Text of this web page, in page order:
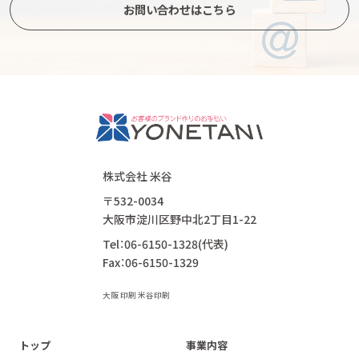
お問い合わせはこちら
株式会社 米谷
〒532-0034
大阪市淀川区野中北2丁目1-22
Tel：06-6150-1328(代表)
Fax：06-6150-1329
大阪 印刷 米谷印刷
トップ
事業内容